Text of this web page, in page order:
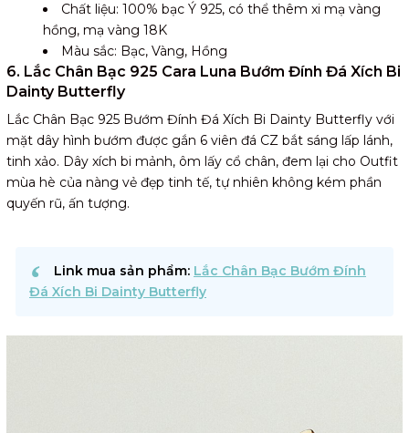
Chất liệu: 100% bạc Ý 925, có thể thêm xi mạ vàng
hồng, mạ vàng 18K
Màu sắc: Bạc, Vàng, Hồng
6. Lắc Chân Bạc 925 Cara Luna Bướm Đính Đá Xích Bi
Dainty Butterfly
Lắc Chân Bạc 925 Bướm Đính Đá Xích Bi Dainty Butterfly với
mặt dây hình bướm được gắn 6 viên đá CZ bắt sáng lấp lánh,
tinh xảo. Dây xích bi mảnh, ôm lấy cổ chân, đem lại cho Outfit
mùa hè của nàng vẻ đẹp tinh tế, tự nhiên không kém phần
quyến rũ, ấn tượng.
Link mua sản phẩm: Lắc Chân Bạc Bướm Đính
Đá Xích Bi Dainty Butterfly